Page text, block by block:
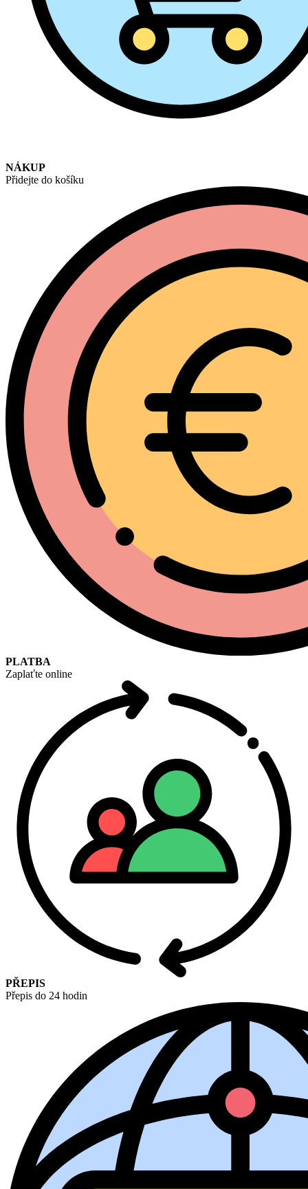
NÁKUP
Přidejte do košíku
PLATBA
Zaplaťte online
PŘEPIS
Přepis do 24 hodin